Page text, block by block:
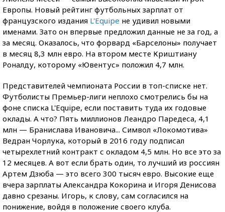
Европы. Новый рейтинг футбольных зарплат от
французского издания L'Equipe не удивил новыми
именами. Зато он впервые предложил данные не за год, а
за месяц. Оказалось, что форвард «Барселоны» получает
в месяц 8,3 млн евро. На втором месте Криштиану
Роналду, которому «Ювентус» положил 4,7 млн.
Представителей чемпионата России в топ-списке нет.
Футболисты Премьер-лиги неплохо смотрелись бы на
фоне списка L'Equipe, если поставить туда их годовые
оклады. А что? Пять миллионов Леандро Паредеса, 4,1
млн — Бранислава Ивановича... Символ «Локомотива»
Ведран Чорлука, который в 2016 году подписал
четырехлетний контракт с окладом 4,5 млн. Но все это за
12 месяцев. А вот если брать один, то лучший из россиян
Артем Дзюба — это всего 300 тысяч евро. Высокие еще
вчера зарплаты Александра Кокорина и Игоря Денисова
давно срезаны. Игорь, к слову, сам согласился на
понижение, войдя в положение своего клуба.